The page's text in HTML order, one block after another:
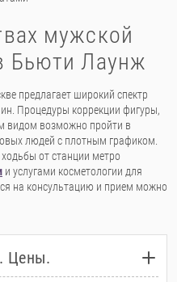
мужской
Бьюти Лаунж
предлагает широкий спектр
Процедуры коррекции фигуры,
видом возможно пройти в
людей с плотным графиком.
от станции метро
и услугами косметологии для
на консультацию и прием можно
Цены.